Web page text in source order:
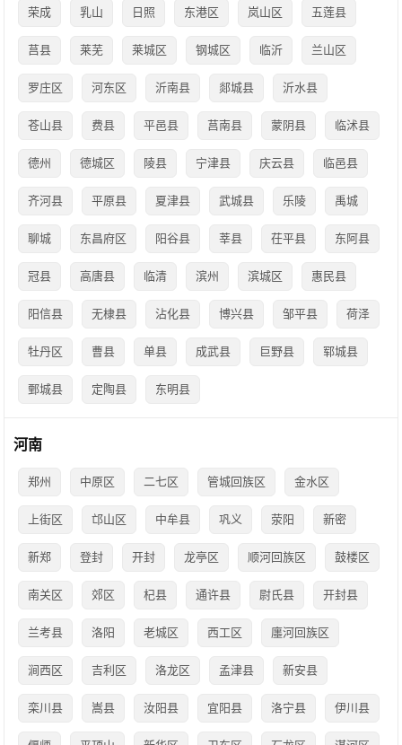
荣成 乳山 日照 东港区 岚山区 五莲县
莒县 莱芜 莱城区 钢城区 临沂 兰山区
罗庄区 河东区 沂南县 郯城县 沂水县
苍山县 费县 平邑县 莒南县 蒙阴县 临沭县
德州 德城区 陵县 宁津县 庆云县 临邑县
齐河县 平原县 夏津县 武城县 乐陵 禹城
聊城 东昌府区 阳谷县 莘县 茌平县 东阿县
冠县 高唐县 临清 滨州 滨城区 惠民县
阳信县 无棣县 沾化县 博兴县 邹平县 荷泽
牡丹区 曹县 单县 成武县 巨野县 郓城县
鄄城县 定陶县 东明县
河南
郑州 中原区 二七区 管城回族区 金水区
上街区 邙山区 中牟县 巩义 荥阳 新密
新郑 登封 开封 龙亭区 顺河回族区 鼓楼区
南关区 郊区 杞县 通许县 尉氏县 开封县
兰考县 洛阳 老城区 西工区 廛河回族区
涧西区 吉利区 洛龙区 孟津县 新安县
栾川县 嵩县 汝阳县 宜阳县 洛宁县 伊川县